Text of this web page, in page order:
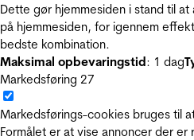
Dette gør hjemmesiden i stand til
på hjemmesiden, for igennem
bedste kombination.
Maksimal opbevaringstid: 1 dag
Markedsføring 27
Markedsførings-cookies bruges til
Formålet er at vise annoncer der